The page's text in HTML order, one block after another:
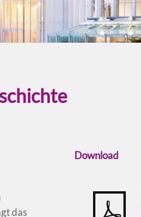
das
Download